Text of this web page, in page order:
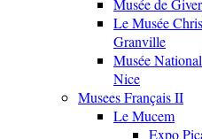
Musée de
Le Musée
Granville
Musée
Nice
Musees Français II
Le Mucem
Expo